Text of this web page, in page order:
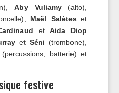
Aby Vuliamy(alto),
Maël Salètes et
etAida Diop
et Séni (trombone),
batterie) et
festive